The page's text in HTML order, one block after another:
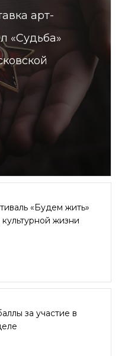
арт-
«Судьба»
«Будем жить»
жизни
за участие в